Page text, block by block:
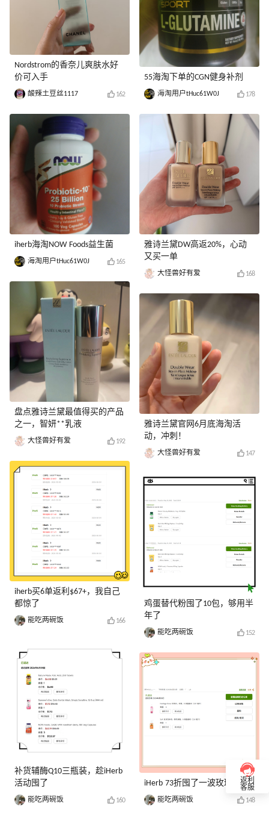
Nordstrom的香奈儿爽肤水好
价可入手
酸辣土豆丝1117 162
iherb海淘NOW Foods益生菌
海淘用户tHuc61W0J 165
盘点雅诗兰黛最值得买的产品
之一，智妍**乳液
大怪兽好有爱 192
iherb买6单返利$67+，我自己
都惊了
能吃两碗饭 166
补货辅酶Q10三瓶装，趁iHerb
活动囤了
能吃两碗饭 160
55海淘下单的CGN健身补剂
海淘用户tHuc61W0J 178
雅诗兰黛DW高返20%，心动
又买一单
大怪兽好有爱 168
雅诗兰黛官网6月底海淘活
动，冲刺！
大怪兽好有爱 147
鸡蛋替代粉囤了10包，够用半
年了
能吃两碗饭 152
iHerb 73折囤了一波玫瑰水
能吃两碗饭 148
返利
客服